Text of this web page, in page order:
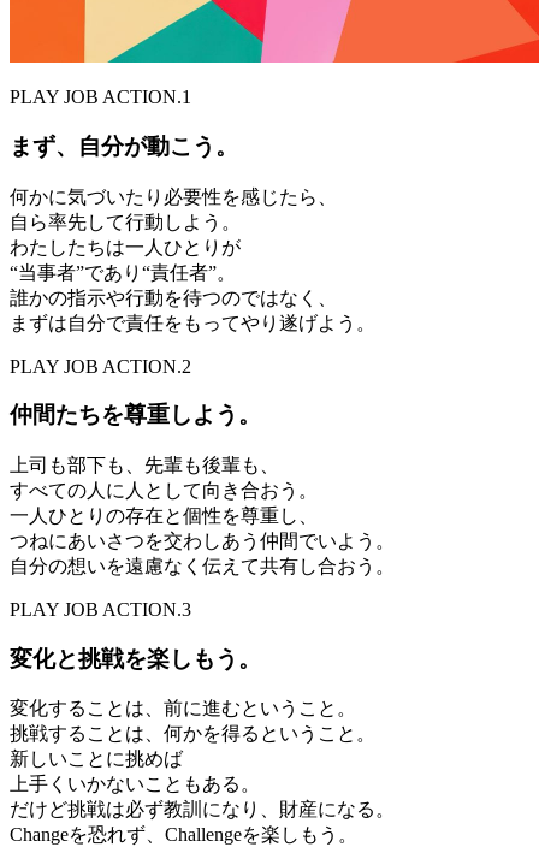
PLAY JOB ACTION.1
まず、自分が動こう。
何かに気づいたり必要性を感じたら、
自ら率先して行動しよう。
わたしたちは一人ひとりが
“当事者”であり“責任者”。
誰かの指示や行動を待つのではなく、
まずは自分で責任をもってやり遂げよう。
PLAY JOB ACTION.2
仲間たちを尊重しよう。
上司も部下も、先輩も後輩も、
すべての人に人として向き合おう。
一人ひとりの存在と個性を尊重し、
つねにあいさつを交わしあう仲間でいよう。
自分の想いを遠慮なく伝えて共有し合おう。
PLAY JOB ACTION.3
変化と挑戦を楽しもう。
変化することは、前に進むということ。
挑戦することは、何かを得るということ。
新しいことに挑めば
上手くいかないこともある。
だけど挑戦は必ず教訓になり、財産になる。
Changeを恐れず、Challengeを楽しもう。